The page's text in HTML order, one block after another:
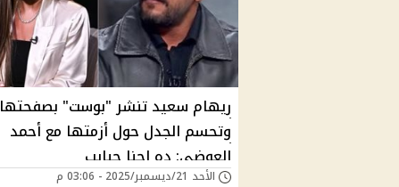
ريهام سعيد تنشر "بوست" بصفحتها
وتحسم الجدل حول أزمتها مع أحمد
العوضي: ده إحنا حبايب
الأحد 21/ديسمبر/2025 - 03:06 م